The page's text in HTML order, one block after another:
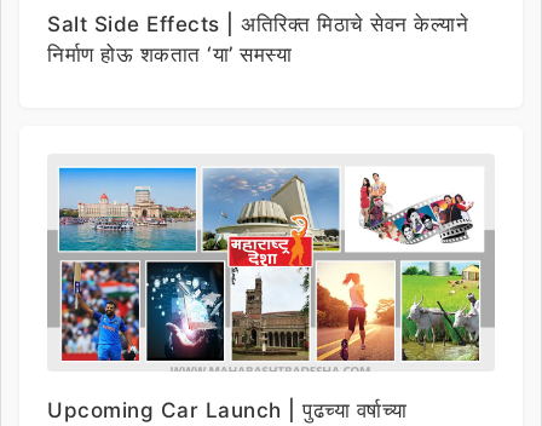
Salt Side Effects | अतिरिक्त मिठाचे सेवन केल्याने
निर्माण होऊ शकतात ‘या’ समस्या
Upcoming Car Launch | पुढच्या वर्षाच्या